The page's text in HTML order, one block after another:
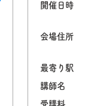
開催日時
会場住所
最寄り駅
講師名
受講料